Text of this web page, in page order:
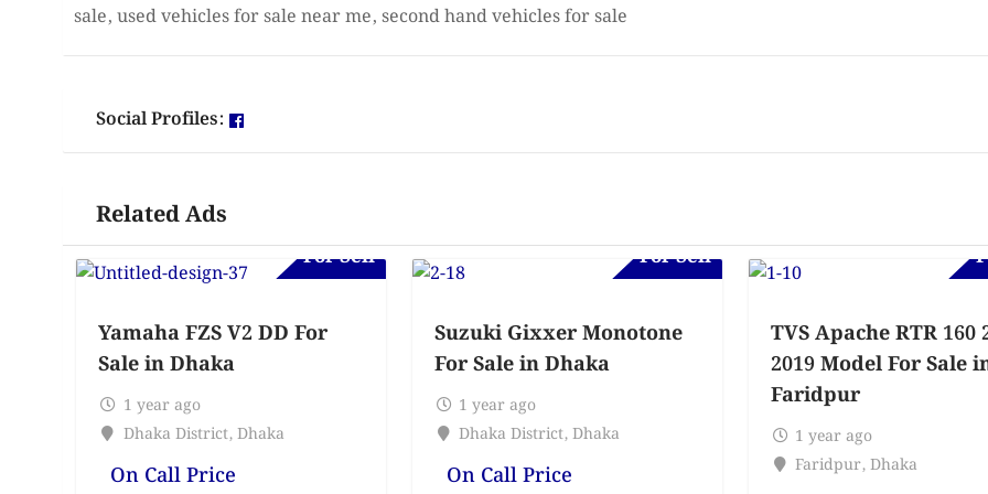
sale, used vehicles for sale near me, second hand vehicles for sale
Social Profiles:
Related Ads
For Sell
Yamaha FZS V2 DD For
Sale in Dhaka
1 year ago
Dhaka District, Dhaka
On Call Price
For Sell
Suzuki Gixxer Monotone
For Sale in Dhaka
1 year ago
Dhaka District, Dhaka
On Call Price
TVS Apache RTR 160
2019 Model For Sale
Faridpur
1 year ago
Faridpur, Dhaka